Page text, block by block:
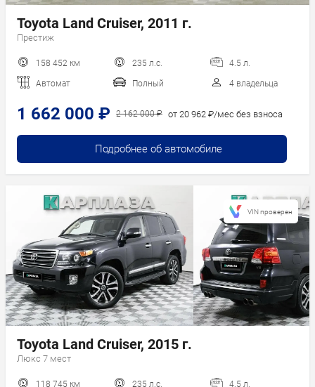
Toyota Land Cruiser, 2011 г.
Престиж
158 452 км 235 л.с. 4.5 л.
Автомат Полный 4 владельца
1 662 000 ₽ 2 162 000 ₽ от 20 962 ₽/мес без взноса
Подробнее об автомобиле
Toyota Land Cruiser, 2015 г.
Люкс 7 мест
118 745 км 235 л.с. 4.5 л.
VIN проверен